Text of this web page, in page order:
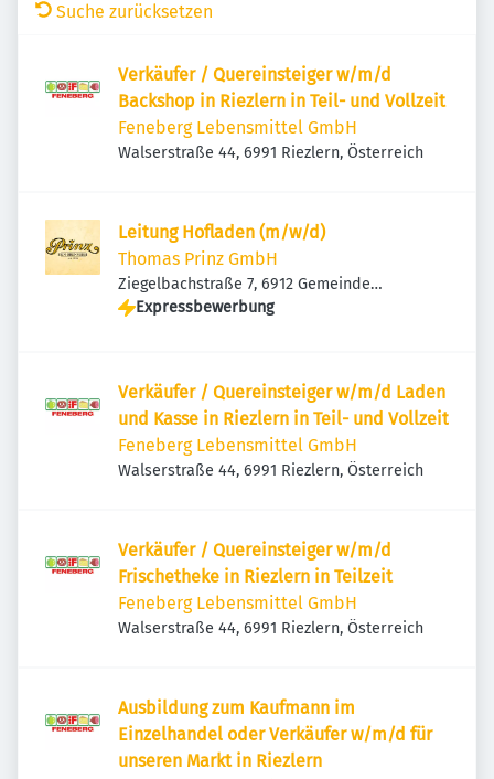
Suche zurücksetzen
Verkäufer / Quereinsteiger w/m/d
Backshop in Riezlern in Teil- und Vollzeit
Feneberg Lebensmittel GmbH
Walserstraße 44, 6991 Riezlern, Österreich
Leitung Hofladen (m/w/d)
Thomas Prinz GmbH
Ziegelbachstraße 7, 6912 Gemeinde
Hörbranz, Österreich
Expressbewerbung
Verkäufer / Quereinsteiger w/m/d Laden
und Kasse in Riezlern in Teil- und Vollzeit
Feneberg Lebensmittel GmbH
Walserstraße 44, 6991 Riezlern, Österreich
Verkäufer / Quereinsteiger w/m/d
Frischetheke in Riezlern in Teilzeit
Feneberg Lebensmittel GmbH
Walserstraße 44, 6991 Riezlern, Österreich
Ausbildung zum Kaufmann im
Einzelhandel oder Verkäufer w/m/d für
unseren Markt in Riezlern